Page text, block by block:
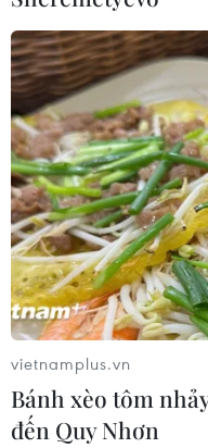
Lãnh đạo các
Milei đắc cử
20/11/2023 04:28
Tổng thống Brazil,
Peru gửi lời chức
cách hòa bình, bày tỏ
phương bền chặt với
vietnamplus.vn
Bánh xèo tôm
đến Quy Nhơn